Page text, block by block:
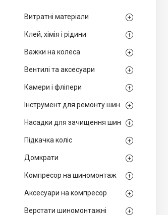
Витратні матеріали
Клей, хімія і рідини
Важки на колеса
Вентилі та аксесуари
Камери і фліпери
Інструмент для ремонту шин
Насадки для зачищення шин
Підкачка коліс
Домкрати
Компресор на шиномонтаж
Аксесуари на компресор
Верстати шиномонтажні